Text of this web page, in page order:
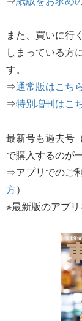
また、買いに行
しまっている方
す。
⇒通常版はこち
⇒特別増刊はこ
最新号も過去号
で購入するのが
⇒アプリでのご
方）
※最新版のアプリ